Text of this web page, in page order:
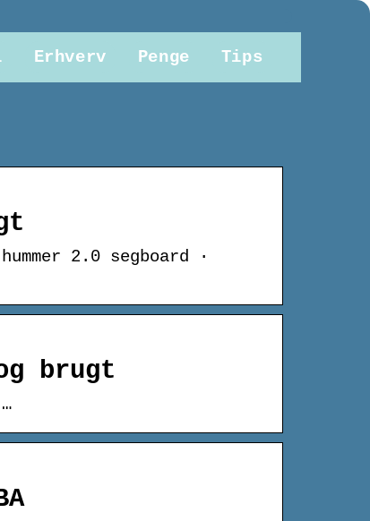
Erhverv Penge Tips
2.0 segboard ·
brugt